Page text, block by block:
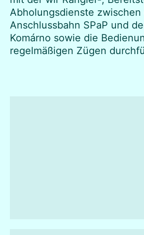
Abholungsdienste zwischen
Anschlussbahn SPaP und
Komárno sowie die
regelmäßigen Zügen